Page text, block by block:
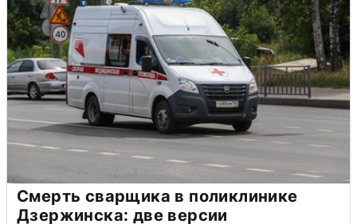
Смерть сварщика в поликлинике
Дзержинска: две версии